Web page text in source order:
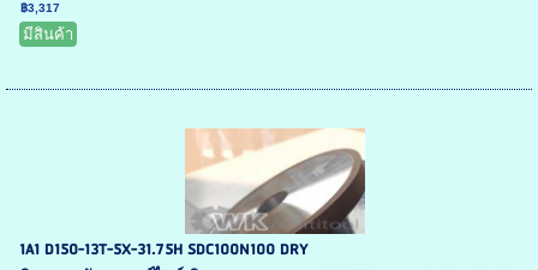
฿3,317
มีสินค้า
1A1 D150-13T-5X-31.75H SDC100N100 DRY